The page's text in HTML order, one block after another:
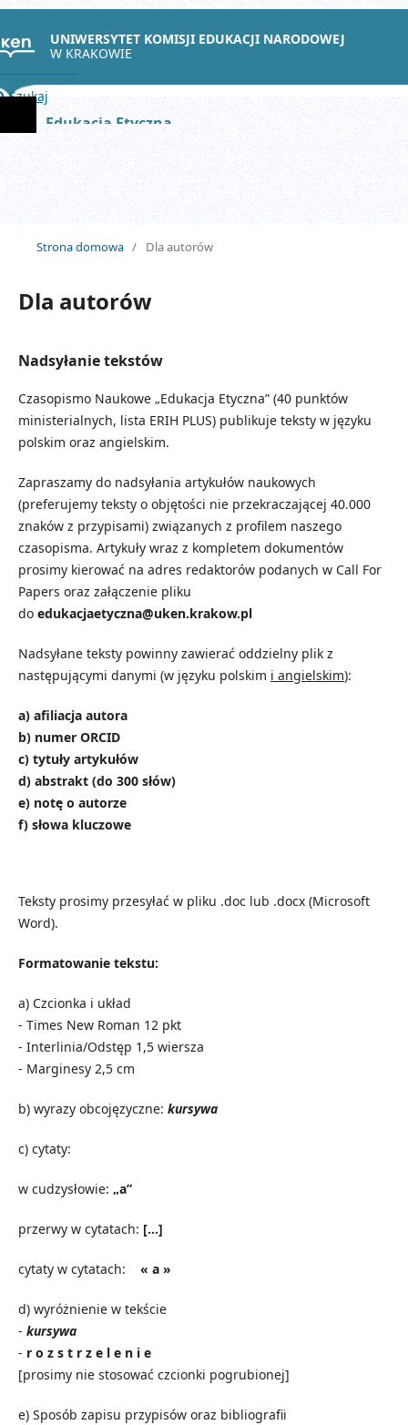
UNIWERSYTET KOMISJI EDUKACJI NARODOWEJ
W KRAKOWIE
Szukaj
Edukacja Etyczna
Strona domowa / Dla autorów
Dla autorów
Nadsyłanie tekstów
Czasopismo Naukowe „Edukacja Etyczna” (40 punktów
ministerialnych, lista ERIH PLUS) publikuje teksty w języku
polskim oraz angielskim.
Zapraszamy do nadsyłania artykułów naukowych
(preferujemy teksty o objętości nie przekraczającej 40.000
znaków z przypisami) związanych z profilem naszego
czasopisma. Artykuły wraz z kompletem dokumentów
prosimy kierować na adres redaktorów podanych w Call For
Papers oraz załączenie pliku
doedukacjaetyczna@uken.krakow.pl
Nadsyłane teksty powinny zawierać oddzielny plik z
następującymi danymi (w języku polskim i angielskim):
a) afiliacja autora
b) numer ORCID
c) tytuły artykułów
d) abstrakt (do 300 słów)
e) notę o autorze
f) słowa kluczowe
Teksty prosimy przesyłać w pliku .doc lub .docx (Microsoft
Word).
Formatowanie tekstu:
a) Czcionka i układ
- Times New Roman 12 pkt
- Interlinia/Odstęp 1,5 wiersza
- Marginesy 2,5 cm
b) wyrazy obcojęzyczne: kursywa
c) cytaty:
w cudzysłowie: „a”
przerwy w cytatach: […]
cytaty w cytatach: « a »
d) wyróżnienie w tekście
- kursywa
- r o z s t r z e l e n i e
[prosimy nie stosować czcionki pogrubionej]
e) Sposób zapisu przypisów oraz bibliografii